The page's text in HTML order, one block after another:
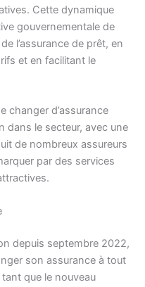
Cette dynamique
gouvernementale de
l’assurance de prêt, en
et en facilitant le
changer d’assurance
dans le secteur, avec une
de nombreux assureurs
par des services
depuis septembre 2022,
son assurance à tout
que le nouveau